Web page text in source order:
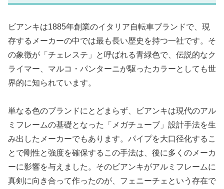
ビアンキは1885年創業のイタリア自転車ブランドで、現
存するメーカーの中では最も長い歴史を持つ一社です。そ
の象徴が「チェレステ」と呼ばれる青緑色で、伝説的なク
ライマー、マルコ・パンターニが駆ったカラーとしても世
界的に知られています。
単なる色のブランドにとどまらず、ビアンキは現代のアル
ミフレームの基礎となった「メガチューブ」設計手法を生
み出したメーカーでもあります。パイプを大口径化するこ
とで剛性と強度を確保するこの手法は、後に多くのメーカ
ーに影響を与えました。そのビアンキがアルミフレームに
真剣に向き合って作ったのが、フェニーチェという存在で